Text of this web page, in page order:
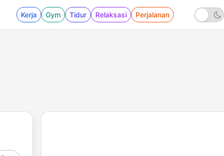
Kerja Gym Tidur Relaksasi Perjalanan